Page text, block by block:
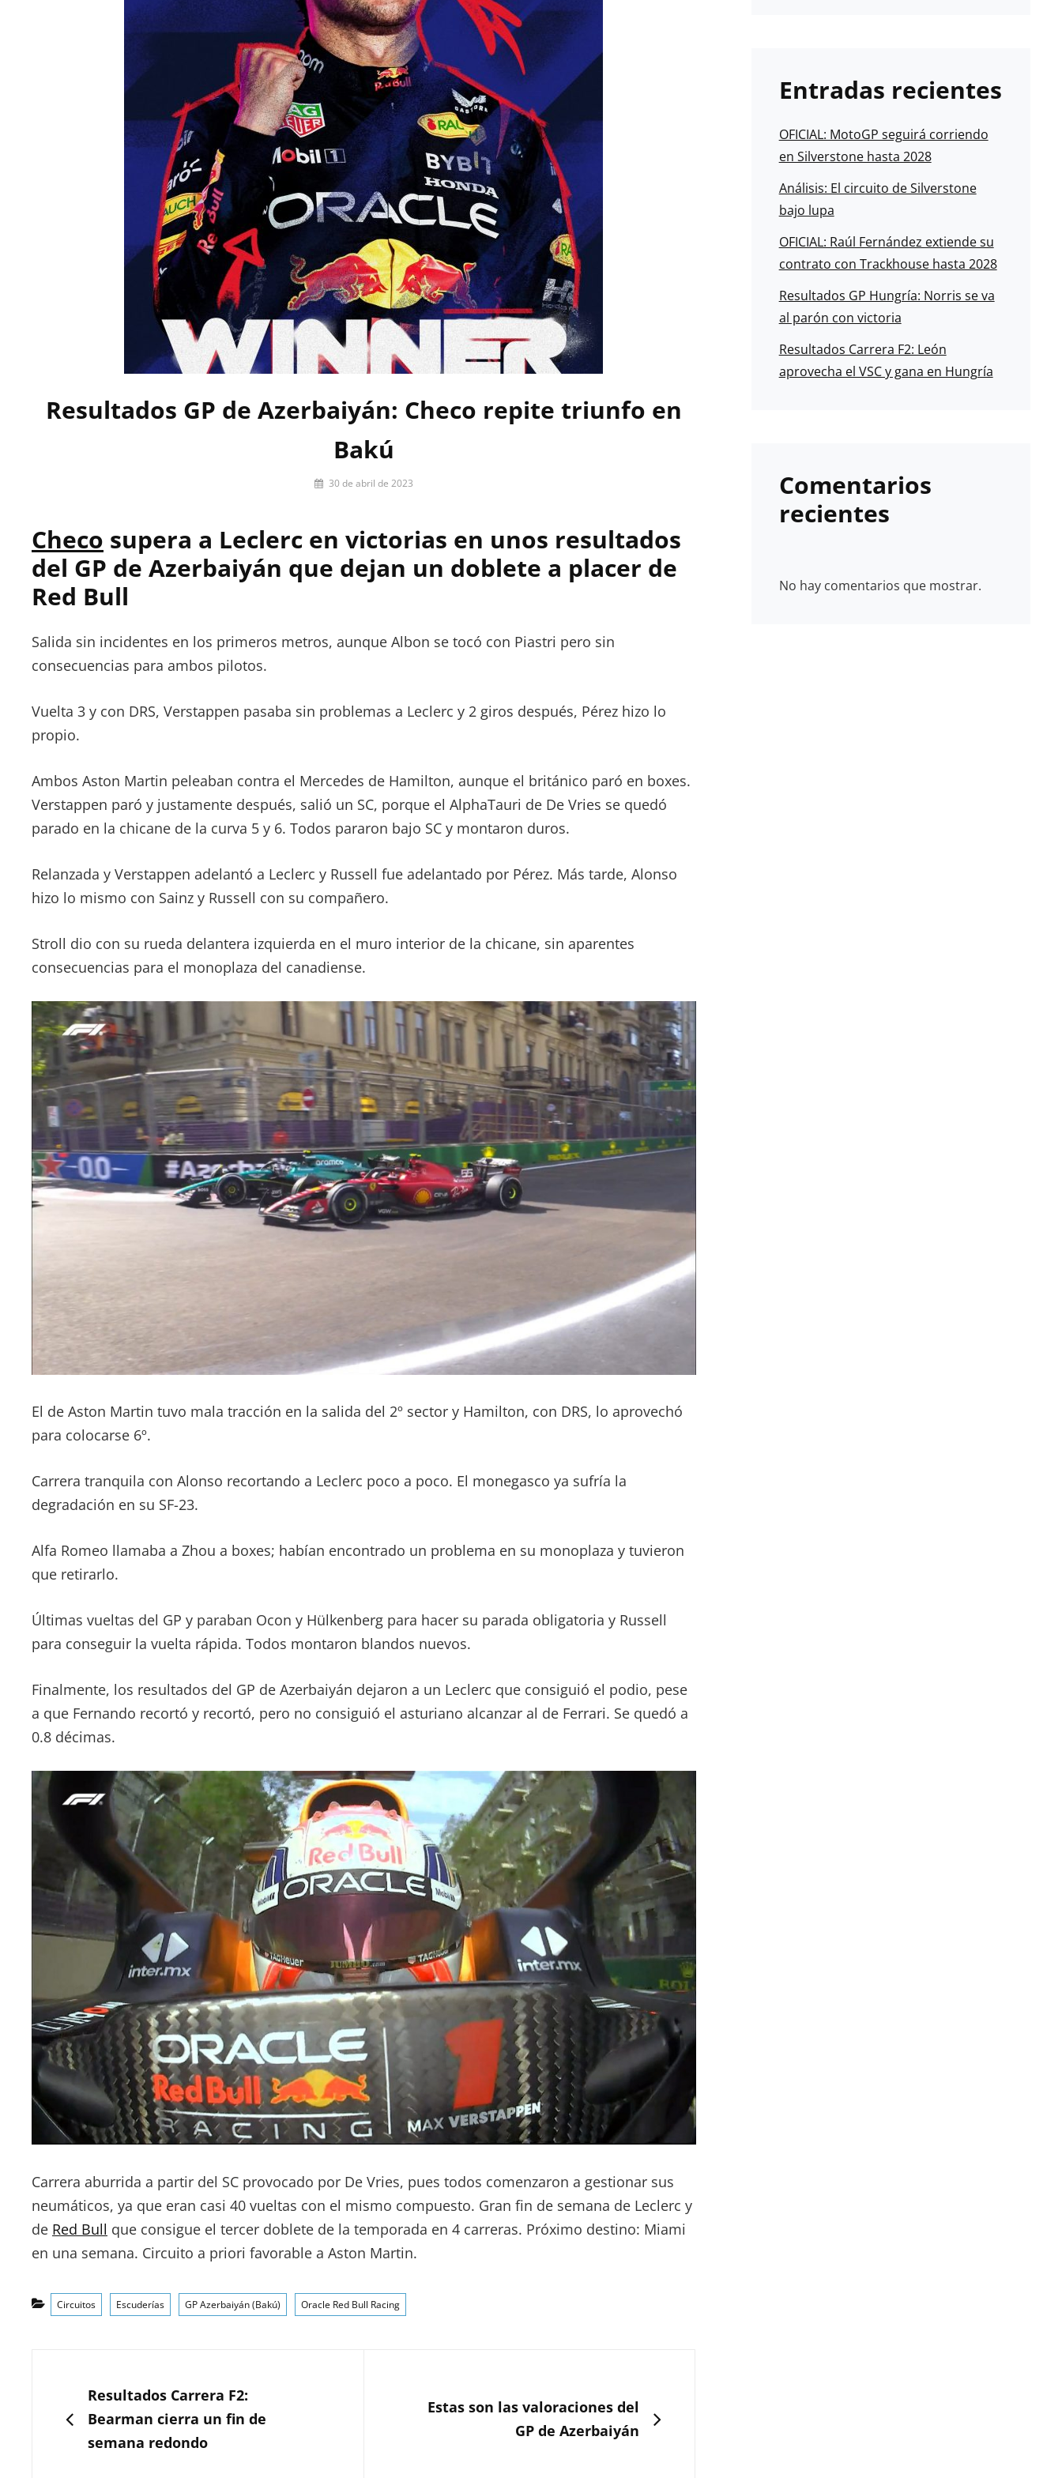
Resultados GP de Azerbaiyán: Checo repite triunfo en
Bakú
Por 30 de abril de 2023
Checo supera a Leclerc en victorias en unos resultados
del GP de Azerbaiyán que dejan un doblete a placer de
Red Bull
Salida sin incidentes en los primeros metros, aunque Albon se tocó con Piastri pero sin
consecuencias para ambos pilotos.
Vuelta 3 y con DRS, Verstappen pasaba sin problemas a Leclerc y 2 giros después, Pérez hizo lo
propio.
Ambos Aston Martin peleaban contra el Mercedes de Hamilton, aunque el británico paró en boxes.
Verstappen paró y justamente después, salió un SC, porque el AlphaTauri de De Vries se quedó
parado en la chicane de la curva 5 y 6. Todos pararon bajo SC y montaron duros.
Relanzada y Verstappen adelantó a Leclerc y Russell fue adelantado por Pérez. Más tarde, Alonso
hizo lo mismo con Sainz y Russell con su compañero.
Stroll dio con su rueda delantera izquierda en el muro interior de la chicane, sin aparentes
consecuencias para el monoplaza del canadiense.
El de Aston Martin tuvo mala tracción en la salida del 2º sector y Hamilton, con DRS, lo aprovechó
para colocarse 6º.
Carrera tranquila con Alonso recortando a Leclerc poco a poco. El monegasco ya sufría la
degradación en su SF-23.
Alfa Romeo llamaba a Zhou a boxes; habían encontrado un problema en su monoplaza y tuvieron
que retirarlo.
Últimas vueltas del GP y paraban Ocon y Hülkenberg para hacer su parada obligatoria y Russell
para conseguir la vuelta rápida. Todos montaron blandos nuevos.
Finalmente, los resultados del GP de Azerbaiyán dejaron a un Leclerc que consiguió el podio, pese
a que Fernando recortó y recortó, pero no consiguió el asturiano alcanzar al de Ferrari. Se quedó a
0.8 décimas.
Carrera aburrida a partir del SC provocado por De Vries, pues todos comenzaron a gestionar sus
neumáticos, ya que eran casi 40 vueltas con el mismo compuesto. Gran fin de semana de Leclerc y
de Red Bull que consigue el tercer doblete de la temporada en 4 carreras. Próximo destino: Miami
en una semana. Circuito a priori favorable a Aston Martin.
Categorías
Circuitos Escuderías GP Azerbaiyán (Bakú) Oracle Red Bull Racing
entradas
ANTERIOR
Resultados Carrera F2:
Bearman cierra un fin de
semana redondo
SIGUIENTE
Estas son las valoraciones del
GP de Azerbaiyán
Entradas recientes
OFICIAL: MotoGP seguirá corriendo
en Silverstone hasta 2028
Análisis: El circuito de Silverstone
bajo lupa
OFICIAL: Raúl Fernández extiende su
contrato con Trackhouse hasta 2028
Resultados GP Hungría: Norris se va
al parón con victoria
Resultados Carrera F2: León
aprovecha el VSC y gana en Hungría
Comentarios
recientes
No hay comentarios que mostrar.